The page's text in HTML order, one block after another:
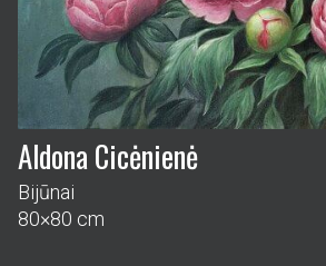
Aldona Cicėnienė
Bijūnai
80×80 cm